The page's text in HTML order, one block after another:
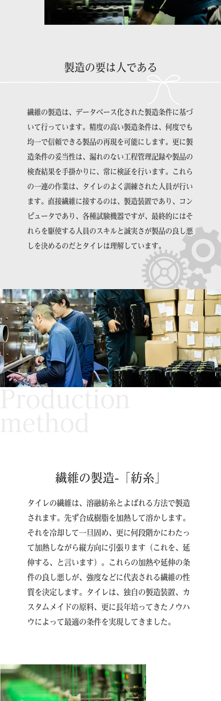
製造の要は人である
繊維の製造は、データベース化された製造条件に基づ
いて行っています。精度の高い製造条件は、何度でも
均一で信頼できる製品の再現を可能にします。更に製
造条件の妥当性は、漏れのない工程管理記録や製品の
検査結果を手掛かりに、常に検証を行います。これら
の一連の作業は、タイレのよく訓練された人員が行い
ます。直接繊維に接するのは、製造装置であり、コン
ピュータであり、各種試験機器ですが、最終的にはそ
れらを駆使する人員のスキルと誠実さが製品の良し悪
しを決めるのだとタイレは理解しています。
繊維の製造-「紡糸」
タイレの繊維は、溶融紡糸とよばれる方法で製造
されます。先ず合成樹脂を加熱して溶かします。
それを冷却して一旦固め、更に何段階かにわたっ
て加熱しながら縦方向に引張ります（これを、延
伸する、と言います）。これらの加熱や延伸の条
件の良し悪しが、強度などに代表される繊維の性
質を決定します。タイレは、独自の製造装置、カ
スタムメイドの原料、更に長年培ってきたノウハ
ウによって最適の条件を実現してきました。